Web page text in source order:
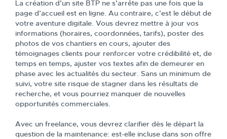
La création d’un site BTP ne s’arrête pas une fois que la
page d’accueil est en ligne. Au contraire, c’est le début de
votre aventure digitale. Vous devrez mettre à jour vos
informations (horaires, coordonnées, tarifs), poster des
photos de vos chantiers en cours, ajouter des
témoignages clients pour renforcer votre crédibilité et, de
temps en temps, ajuster vos textes afin de demeurer en
phase avec les actualités du secteur. Sans un minimum de
suivi, votre site risque de stagner dans les résultats de
recherche, et vous pourriez manquer de nouvelles
opportunités commerciales.
Avec un freelance, vous devrez clarifier dès le départ la
question de la maintenance: est-elle incluse dans son offre